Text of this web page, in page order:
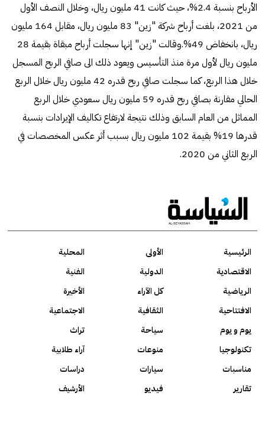
الأرباح بنسبة 2.4%، حيث كانت 41 مليون ريال، وخلال النصف الأول
من 2021، بلغت أرباح شركة "زين" 83 مليون ريال، مقابل 164 مليون
ريال، بانخفاض 49%.وقالت "زين" إنها سجلت أرباح مبقاة بقيمة 28
مليون ريال لأول مرة منذ التأسيس ويعود ذلك الى صافي الربح المسجل
خلال هذا الربع، كما سجلت صافي ربح قدره 42 مليون ريال خلال الربع
الحالي مقارنة بصافي ربح قدره 59 مليون ريال سعودي خلال الربع
المماثل من العام السابق وذلك نتيجة لارتفاع تكاليف الإيرادات بنسبة
قدرها 19% بقيمة 102 مليون ريال بسبب أثر عكس المخصصات في
الربع الثاني من 2020.
الرئيسية الأولى
المحلية
الاقتصادية
الدولية
الفنية
الرياضية
كل الآراء
الأخيرة
الافتتاحية
الثقافية
الاجتماعية
يوم و يوم
سياحة
تراث
تكنولوجيا
منوعات
آراء طلابية
مناسبات
سيارات
دراسات
تقارير
فيديو الأرشيف